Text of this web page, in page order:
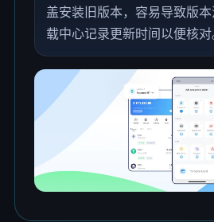
盖安装旧版本，容易导致版
载中心记录更新时间以便核对